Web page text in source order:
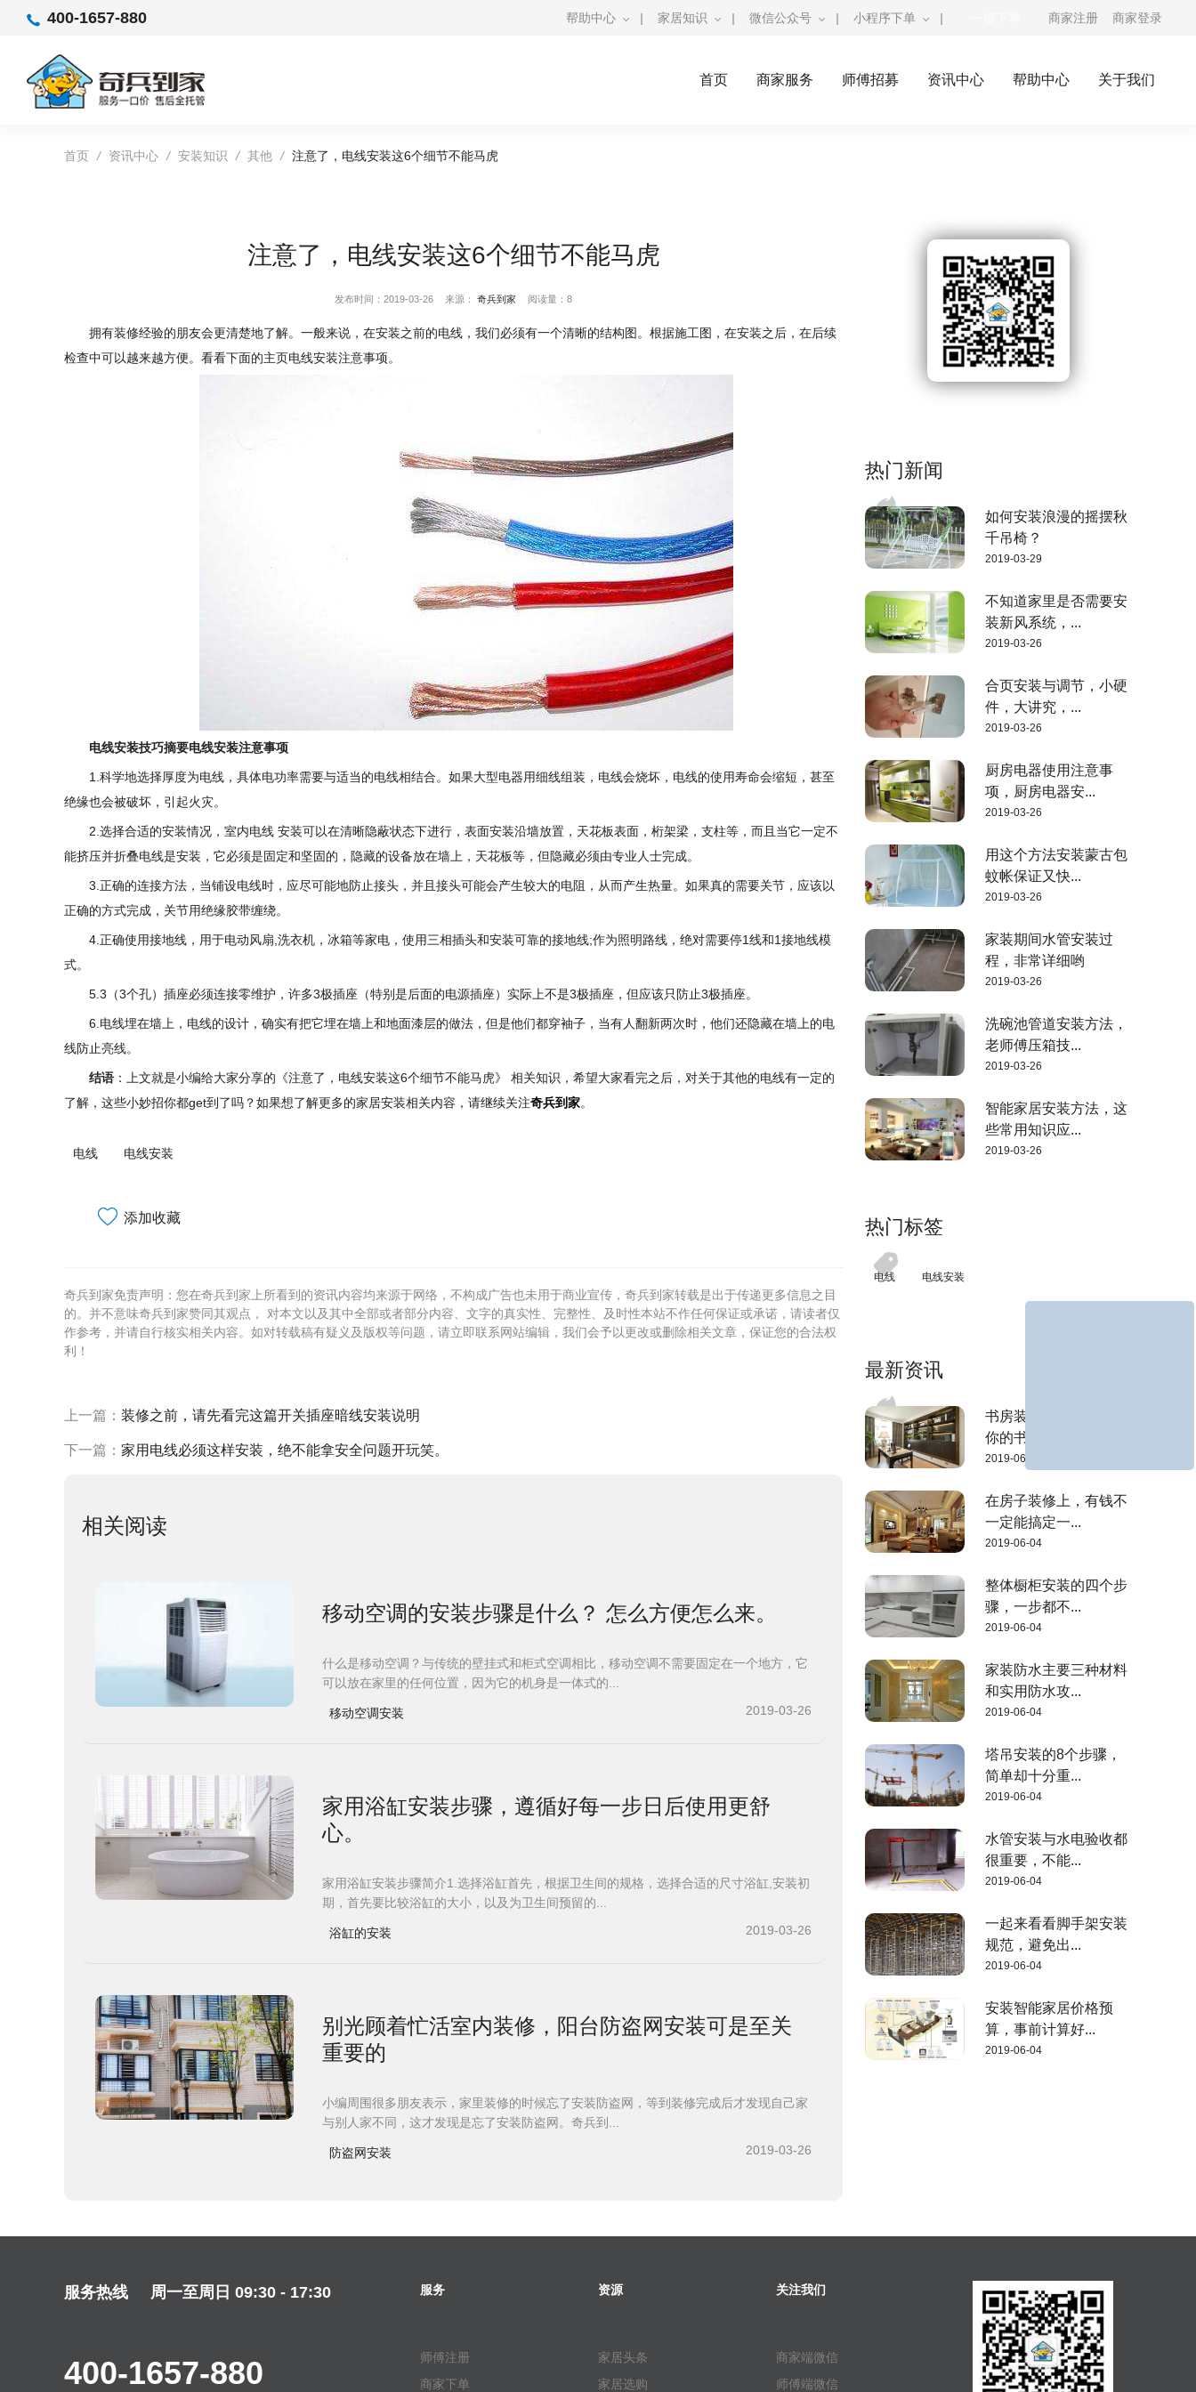
400-1657-880 帮助中心 | 家居知识 | 微信公众号 | 小程序下单 | 商家注册 商家登录
首页 商家服务 师傅招募 资讯中心 帮助中心 关于我们
首页 / 资讯中心 / 安装知识 / 其他 / 注意了，电线安装这6个细节不能马虎
注意了，电线安装这6个细节不能马虎
发布时间：2019-03-26 来源： 奇兵到家 阅读量：8
拥有装修经验的朋友会更清楚地了解。一般来说，在安装之前的电线，我们必须有一个清晰的结构图。根据施工图，在安装之后，在后续
检查中可以越来越方便。看看下面的主页电线安装注意事项。
电线安装技巧摘要电线安装注意事项
1.科学地选择厚度为电线，具体电功率需要与适当的电线相结合。如果大型电器用细线组装，电线会烧坏，电线的使用寿命会缩短，甚至
绝缘也会被破坏，引起火灾。
2.选择合适的安装情况，室内电线 安装可以在清晰隐蔽状态下进行，表面安装沿墙放置，天花板表面，桁架梁，支柱等，而且当它一定不
能挤压并折叠电线是安装，它必须是固定和坚固的，隐藏的设备放在墙上，天花板等，但隐藏必须由专业人士完成。
3.正确的连接方法，当铺设电线时，应尽可能地防止接头，并且接头可能会产生较大的电阻，从而产生热量。如果真的需要关节，应该以
正确的方式完成，关节用绝缘胶带缠绕。
4.正确使用接地线，用于电动风扇,洗衣机，冰箱等家电，使用三相插头和安装可靠的接地线;作为照明路线，绝对需要停1线和1接地线模
式。
5.3（3个孔）插座必须连接零维护，许多3极插座（特别是后面的电源插座）实际上不是3极插座，但应该只防止3极插座。
6.电线埋在墙上，电线的设计，确实有把它埋在墙上和地面漆层的做法，但是他们都穿袖子，当有人翻新两次时，他们还隐藏在墙上的电
线防止亮线。
结语 ：上文就是小编给大家分享的《注意了，电线安装这6个细节不能马虎》 相关知识，希望大家看完之后，对关于其他的电线有一定的
了解，这些小妙招你都get到了吗？如果想了解更多的家居安装相关内容，请继续关注奇兵到家。
电线 电线安装
添加收藏
奇兵到家免责声明：您在奇兵到家上所看到的资讯内容均来源于网络，不构成广告也未用于商业宣传，奇兵到家转载是出于传递更多信息之目
的。并不意味奇兵到家赞同其观点， 对本文以及其中全部或者部分内容、文字的真实性、完整性、及时性本站不作任何保证或承诺，请读者仅
作参考，并请自行核实相关内容。如对转载稿有疑义及版权等问题，请立即联系网站编辑，我们会予以更改或删除相关文章，保证您的合法权
利！
上一篇： 装修之前，请先看完这篇开关插座暗线安装说明
下一篇： 家用电线必须这样安装，绝不能拿安全问题开玩笑。
相关阅读
移动空调的安装步骤是什么？ 怎么方便怎么来。
什么是移动空调？与传统的壁挂式和柜式空调相比，移动空调不需要固定在一个地方，它
可以放在家里的任何位置，因为它的机身是一体式的...
移动空调安装 2019-03-26
​家用浴缸安装步骤，遵循好每一步日后使用更舒
心。
家用浴缸安装步骤简介1.选择浴缸首先，根据卫生间的规格，选择合适的尺寸浴缸,安装初
期，首先要比较浴缸的大小，以及为卫生间预留的...
浴缸的安装 2019-03-26
别光顾着忙活室内装修，阳台防盗网安装可是至关
重要的
小编周围很多朋友表示，家里装修的时候忘了安装防盗网，等到装修完成后才发现自己家
与别人家不同，这才发现是忘了安装防盗网。奇兵到...
防盗网安装 2019-03-26
热门新闻
如何安装浪漫的摇摆秋
千吊椅？
2019-03-29
不知道家里是否需要安
装新风系统，...
2019-03-26
合页安装与调节，小硬
件，大讲究，...
2019-03-26
厨房电器使用注意事
项，厨房电器安...
2019-03-26
用这个方法安装蒙古包
蚊帐保证又快...
2019-03-26
家装期间水管安装过
程，非常详细哟
2019-03-26
洗碗池管道安装方法，
老师傅压箱技...
2019-03-26
智能家居安装方法，这
些常用知识应...
2019-03-26
热门标签
电线 电线安装
最新资讯
书房装修4大技巧，使
你的书房明亮...
2019-06-04
在房子装修上，有钱不
一定能搞定一...
2019-06-04
整体橱柜安装的四个步
骤，一步都不...
2019-06-04
家装防水主要三种材料
和实用防水攻...
2019-06-04
塔吊安装的8个步骤，
简单却十分重...
2019-06-04
水管安装与水电验收都
很重要，不能...
2019-06-04
一起来看看脚手架安装
规范，避免出...
2019-06-04
安装智能家居价格预
算，事前计算好...
2019-06-04
服务热线 周一至周日 09:30 - 17:30
400-1657-880
服务
师傅注册
商家下单
资源
家居头条
家居选购
关注我们
商家端微信
师傅端微信